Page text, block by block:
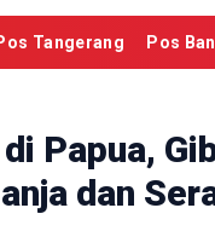
Tangerang Pos
Papua,
dan